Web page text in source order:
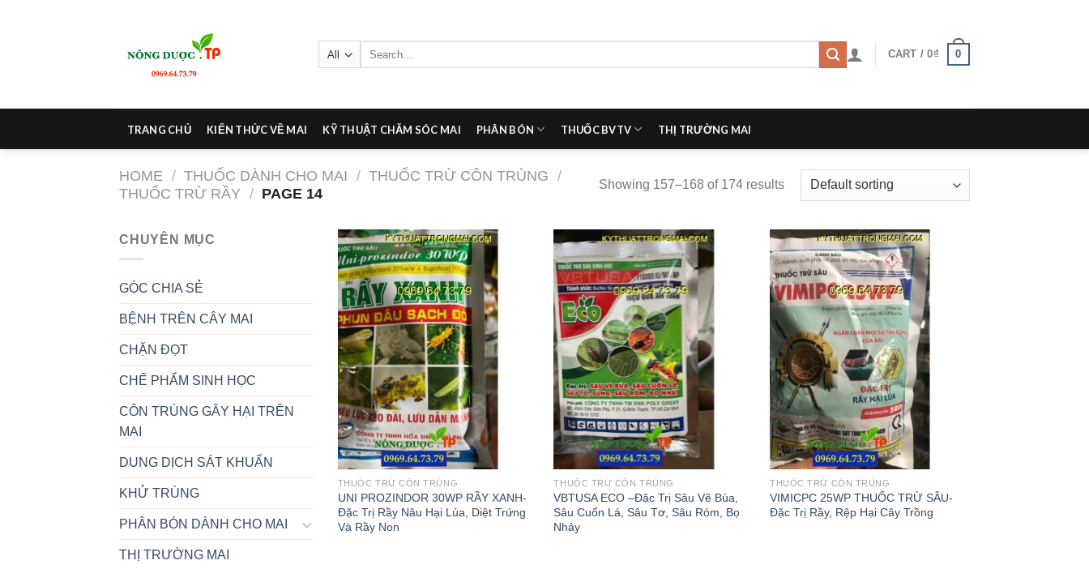
Search
CART /0₫ 0
TRANG CHỦ KIẾN THỨC VỀ MAI KỸ THUẬT CHĂM SÓC MAI PHÂN BÓN THUỐC BVTV THỊ TRƯỜNG MAI
HOME / THUỐC DÀNH CHO MAI / THUỐC TRỪ CÔN TRÙNG /
THUỐC TRỪ RẦY / PAGE 14
Showing 157–168 of 174 results
CHUYÊN MỤC
GÓC CHIA SẺ
BỆNH TRÊN CÂY MAI
CHẶN ĐỌT
CHẾ PHẨM SINH HỌC
CÔN TRÙNG GÂY HẠI TRÊN
MAI
DUNG DỊCH SÁT KHUẨN
KHỬ TRÙNG
PHÂN BÓN DÀNH CHO MAI
THỊ TRƯỜNG MAI
Add to
wishlist
THUỐC TRỪ CÔN TRÙNG
UNI PROZINDOR 30WP RẦY XANH-
Đặc Trị Rầy Nâu Hại Lúa, Diệt Trứng
Và Rầy Non
THUỐC TRỪ CÔN TRÙNG
VBTUSA ECO –Đặc Trị Sâu Vẽ Bùa,
Sâu Cuốn Lá, Sâu Tơ, Sâu Róm, Bọ
Nhảy
Add to
wishlist
THUỐC TRỪ CÔN TRÙNG
VIMICPC 25WP THUỐC TRỪ SÂU-
Đặc Trị Rầy, Rệp Hại Cây Trồng